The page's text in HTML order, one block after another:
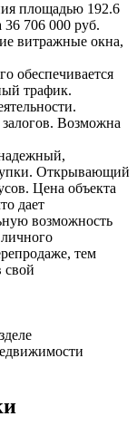
площадью 192.6
706 000 руб.
витражные окна,
обеспечивается
трафик.
Возможна
Открывающий
Цена объекта
дает
возможность
тем
свой